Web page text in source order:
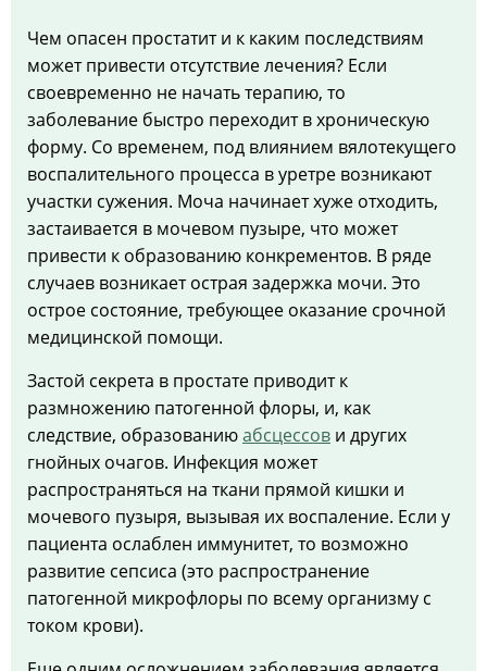
Чем опасен простатит и к каким последствиям
может привести отсутствие лечения? Если
своевременно не начать терапию, то
заболевание быстро переходит в хроническую
форму. Со временем, под влиянием вялотекущего
воспалительного процесса в уретре возникают
участки сужения. Моча начинает хуже отходить,
застаивается в мочевом пузыре, что может
привести к образованию конкрементов. В ряде
случаев возникает острая задержка мочи. Это
острое состояние, требующее оказание срочной
медицинской помощи.
Застой секрета в простате приводит к
размножению патогенной флоры, и, как
следствие, образованиюабсцессов и других
гнойных очагов. Инфекция может
распространяться на ткани прямой кишки и
мочевого пузыря, вызывая их воспаление. Если у
пациента ослаблен иммунитет, то возможно
развитие сепсиса (это распространение
патогенной микрофлоры по всему организму с
током крови).